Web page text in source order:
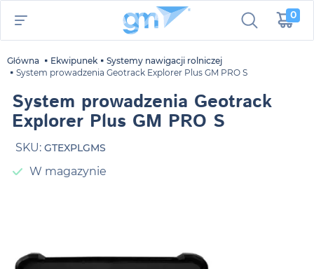
0
Główna Ekwipunek
Systemy nawigacji rolniczej
System prowadzenia Geotrack Explorer Plus GM PRO S
System prowadzenia Geotrack
Explorer Plus GM PRO S
SKU: GTEXPLGMS
W magazynie